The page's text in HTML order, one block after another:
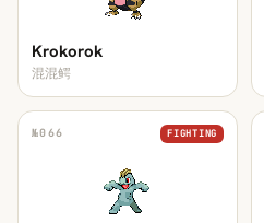
Krokorok
混混鳄
№066 FIGHTING